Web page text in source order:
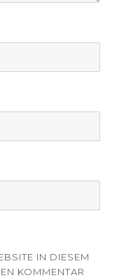
IN DIESEM
KOMMENTAR